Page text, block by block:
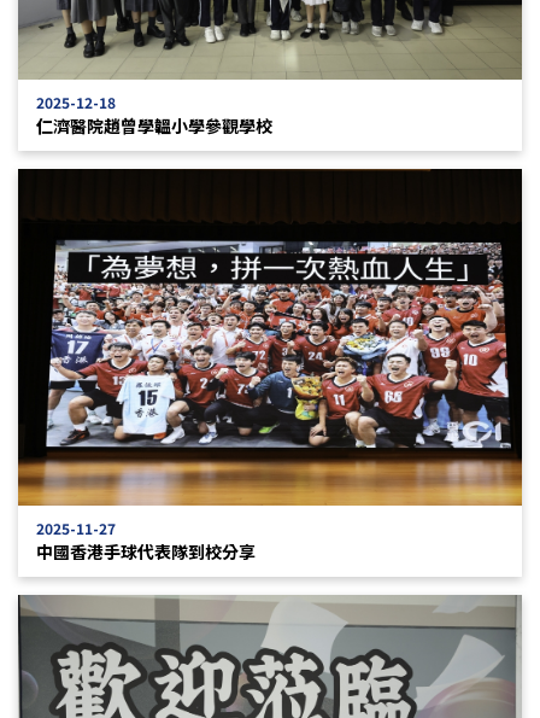
2025-12-18
仁濟醫院趙曾學韞小學參觀學校
2025-11-27
中國香港手球代表隊到校分享